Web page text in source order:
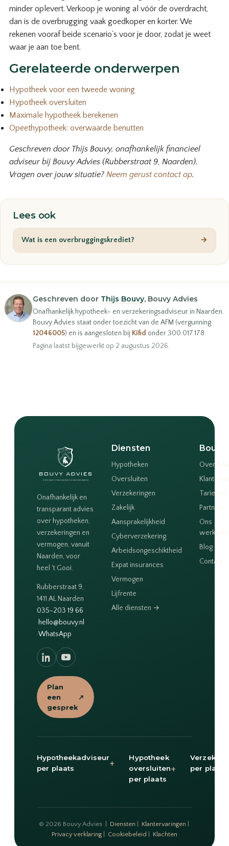
minder oplevert. Verkoop je woning al vóór de overdracht,
dan is de overbrugging vaak goedkoper en korter. We
rekenen vooraf beide scenario’s voor je door, zodat je weet
waar je aan toe bent.
Gerelateerde onderwerpen
Hypotheek voor een tweede woning
Hypotheek oversluiten
Maximale hypotheek berekenen
Opeethypotheek: overwaarde benutten
Geschreven door Thijs Bouvy, onafhankelijk financieel
adviseur bij Bouvy Advies (Rubberstraat 9, Naarden).
Vragen over jouw situatie? Neem gerust contact op.
Lees ook
Wat is een overbruggingskrediet? →
Geschreven door Thijs Bouvy, Bouvy Advies
Onafhankelijk hypotheek- en verzekeringsadviseur in Naarden.
Bouvy Advies staat onder toezicht van de AFM (vergunning
12046005) en is aangesloten bij Kifid onder 300.017.178.
Pagina laatst bijgewerkt op 2 augustus 2026.
Onafhankelijk en
transparant advies
over hypotheken,
verzekeringen en
vermogen, vanuit
Naarden, voor
heel 't Gooi.
Rubberstraat 9,
1411 AL Naarden
035-203 19 66
·hello@bouvy.nl
·WhatsApp
Plan
een
gesprek
↗
Diensten
Hypotheken
Oversluiten
Verzekeringen
Zakelijk
Aansprakelijkheid
Cyberverzekering
Arbeidsongeschiktheid
Expat insurances
Vermogen
Lijfrente
Alle diensten →
Bouvy
Over
Tarieven
Partners
Ons
Blog
Contact
Hypotheekadviseur
per plaats
+
Hypotheek
oversluiten
per plaats
+
per plaats
© 2026 Bouvy Advies | Diensten Klantervaringen
Privacy verklaring
Cookiebeleid Klachten